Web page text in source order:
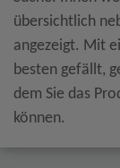
übersichtlich
angezeigt. Mit
besten gefällt,
dem Sie das
können.